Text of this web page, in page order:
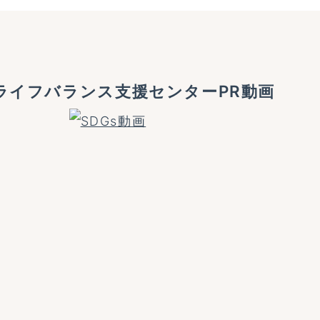
イフバランス支援センターPR動画